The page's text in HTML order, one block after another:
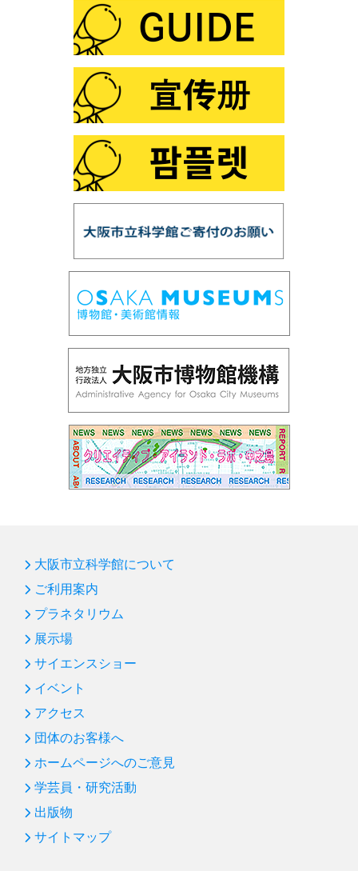
大阪市立科学館について
ご利用案内
プラネタリウム
展示場
サイエンスショー
イベント
アクセス
団体のお客様へ
ホームページへのご意見
学芸員・研究活動
出版物
サイトマップ